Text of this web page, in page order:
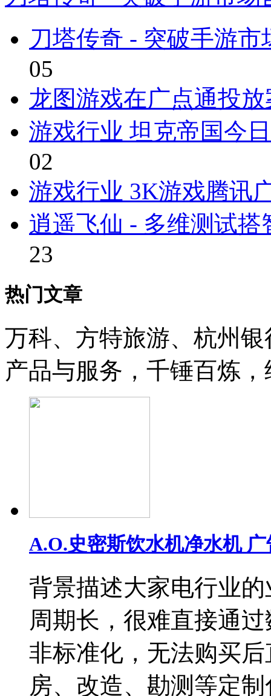
刀塔传奇 - 突破手游
05
龙图游戏在广点通投
游戏行业 坦克帝国今
02
游戏行业 3K游戏腾讯
逍遥飞仙 - 多维测试
23
热门文章
万科、方特旅游、杭州
产品与服务，千锤百炼
A.O.史密斯饮水机净水机
背景描述大家电行业
周期长，很难直接通
非标准化，无法购买
房、改造、勘测等定